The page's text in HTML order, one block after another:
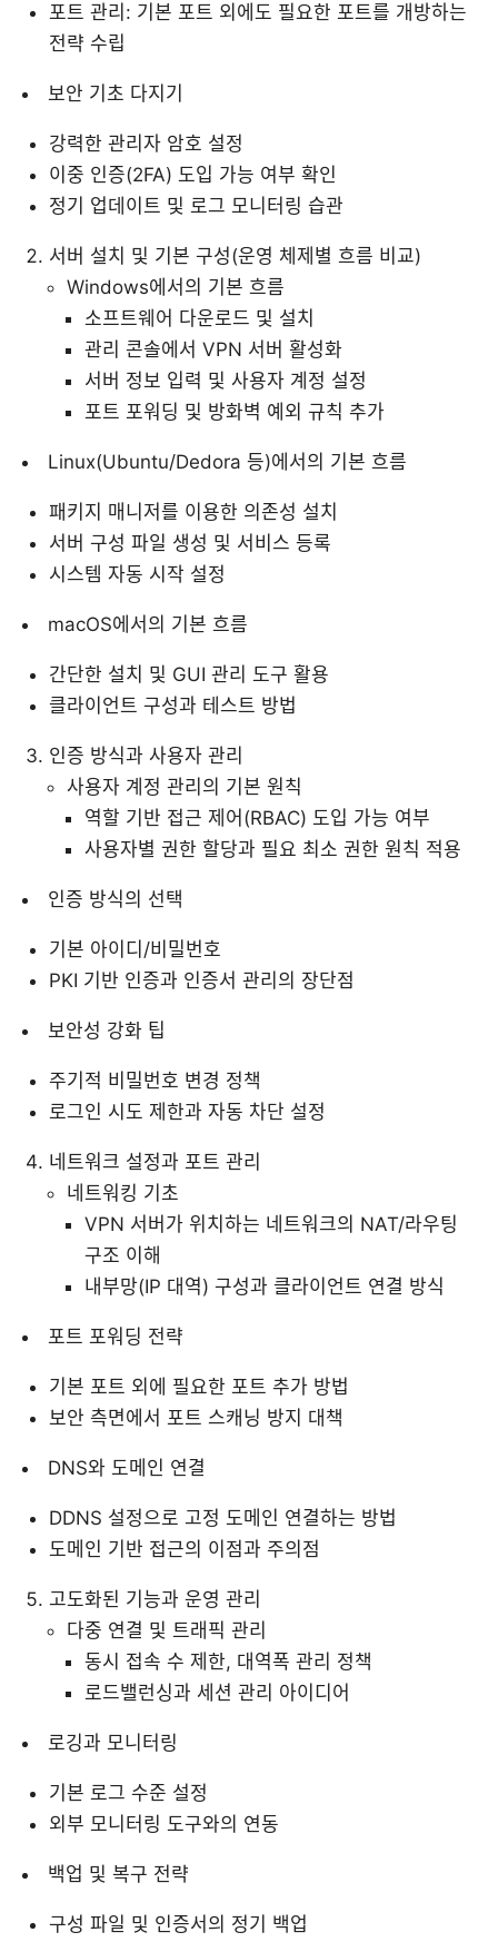
포트 관리: 기본 포트 외에도 필요한 포트를 개방하는
전략 수립
보안 기초 다지기
강력한 관리자 암호 설정
이중 인증(2FA) 도입 가능 여부 확인
정기 업데이트 및 로그 모니터링 습관
서버 설치 및 기본 구성(운영 체제별 흐름 비교)
Windows에서의 기본 흐름
소프트웨어 다운로드 및 설치
관리 콘솔에서 VPN 서버 활성화
서버 정보 입력 및 사용자 계정 설정
포트 포워딩 및 방화벽 예외 규칙 추가
Linux(Ubuntu/Dedora 등)에서의 기본 흐름
패키지 매니저를 이용한 의존성 설치
서버 구성 파일 생성 및 서비스 등록
시스템 자동 시작 설정
macOS에서의 기본 흐름
간단한 설치 및 GUI 관리 도구 활용
클라이언트 구성과 테스트 방법
인증 방식과 사용자 관리
사용자 계정 관리의 기본 원칙
역할 기반 접근 제어(RBAC) 도입 가능 여부
사용자별 권한 할당과 필요 최소 권한 원칙 적용
인증 방식의 선택
기본 아이디/비밀번호
PKI 기반 인증과 인증서 관리의 장단점
보안성 강화 팁
주기적 비밀번호 변경 정책
로그인 시도 제한과 자동 차단 설정
네트워크 설정과 포트 관리
네트워킹 기초
VPN 서버가 위치하는 네트워크의 NAT/라우팅
구조 이해
내부망(IP 대역) 구성과 클라이언트 연결 방식
포트 포워딩 전략
기본 포트 외에 필요한 포트 추가 방법
보안 측면에서 포트 스캐닝 방지 대책
DNS와 도메인 연결
DDNS 설정으로 고정 도메인 연결하는 방법
도메인 기반 접근의 이점과 주의점
고도화된 기능과 운영 관리
다중 연결 및 트래픽 관리
동시 접속 수 제한, 대역폭 관리 정책
로드밸런싱과 세션 관리 아이디어
로깅과 모니터링
기본 로그 수준 설정
외부 모니터링 도구와의 연동
백업 및 복구 전략
구성 파일 및 인증서의 정기 백업